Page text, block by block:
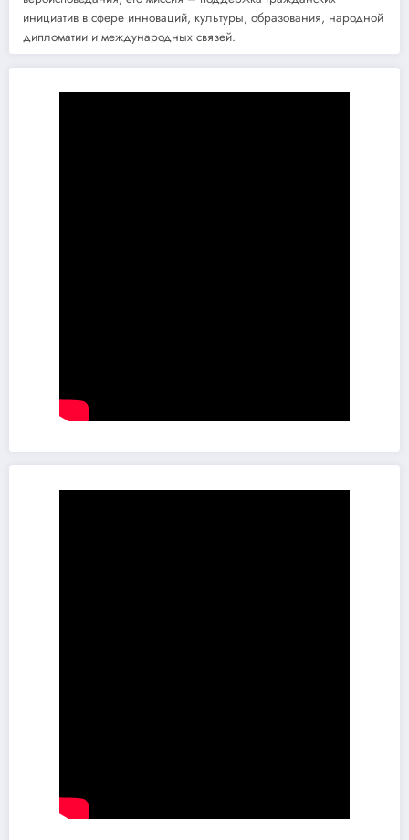
инициатив в сфере инноваций, культуры, образования, народной
дипломатии и международных связей.